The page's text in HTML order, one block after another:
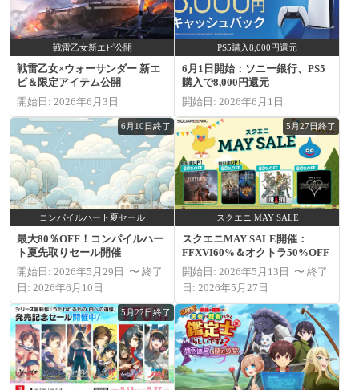
戦雷乙女新エピ公開
戦雷乙女×ウォーサンダー 新エ
ピ＆限定アイテム公開
開始日: 2026年6月3日
PS5購入8,000円還元
6月1日開始：ソニー銀行、PS5
購入で8,000円還元
開始日: 2026年6月1日
6月10日終了
コンパイルハート夏セール
最大80％OFF！コンパイルハー
ト夏先取りセール開催
開始日: 2026年5月29日 〜 終了
日: 2026年6月10日
5月27日終了
スクエニ MAY SALE
スクエニMAY SALE開催：
FFXVI60%＆オクトラ50%OFF
開始日: 2026年5月13日 〜 終了
日: 2026年5月27日
5月27日終了